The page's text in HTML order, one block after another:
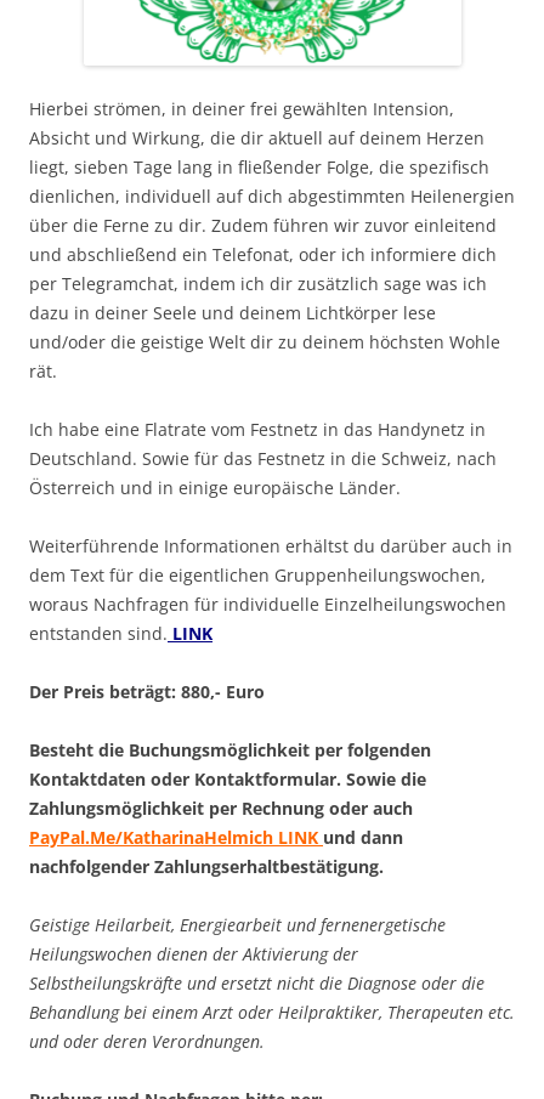
Hierbei strömen, in deiner frei gewählten Intension,
Absicht und Wirkung, die dir aktuell auf deinem Herzen
liegt, sieben Tage lang in fließender Folge, die spezifisch
dienlichen, individuell auf dich abgestimmten Heilenergien
über die Ferne zu dir. Zudem führen wir zuvor einleitend
und abschließend ein Telefonat, oder ich informiere dich
per Telegramchat, indem ich dir zusätzlich sage was ich
dazu in deiner Seele und deinem Lichtkörper lese
und/oder die geistige Welt dir zu deinem höchsten Wohle
rät.
Ich habe eine Flatrate vom Festnetz in das Handynetz in
Deutschland. Sowie für das Festnetz in die Schweiz, nach
Österreich und in einige europäische Länder.
Weiterführende Informationen erhältst du darüber auch in
dem Text für die eigentlichen Gruppenheilungswochen,
woraus Nachfragen für individuelle Einzelheilungswochen
entstanden sind. LINK
Der Preis beträgt: 880,- Euro
Besteht die Buchungsmöglichkeit per folgenden
Kontaktdaten oder Kontaktformular. Sowie die
Zahlungsmöglichkeit per Rechnung oder auch
PayPal.Me/KatharinaHelmich LINK und dann
nachfolgender Zahlungserhaltbestätigung.
Geistige Heilarbeit, Energiearbeit und fernenergetische
Heilungswochen dienen der Aktivierung der
Selbstheilungskräfte und ersetzt nicht die Diagnose oder die
Behandlung bei einem Arzt oder Heilpraktiker, Therapeuten etc.
und oder deren Verordnungen.